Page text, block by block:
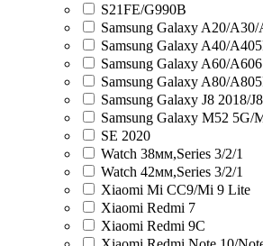
S21FE/G990B
Samsung Galaxy A20/
Samsung Galaxy A40/
Samsung Galaxy A60/A606
Samsung Galaxy A80/
Samsung Galaxy J8 2018/
Samsung Galaxy M52 5G/
SE 2020
Watch 38мм,Series 3/2/1
Watch 42мм,Series 3/2/1
Xiaomi Mi CC9/Mi 9 Lite
Xiaomi Redmi 7
Xiaomi Redmi 9C